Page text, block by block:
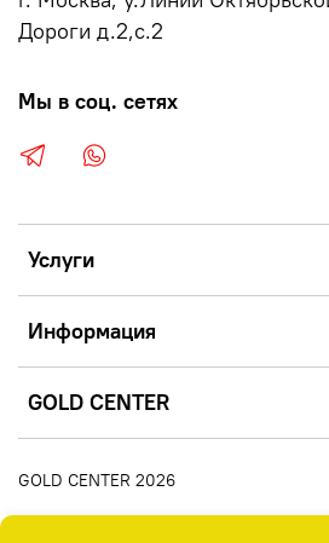
Услуги
Информация
GOLD CENTER
Дороги д.2,с.2
Мы в соц. сетях
GOLD CENTER 2026